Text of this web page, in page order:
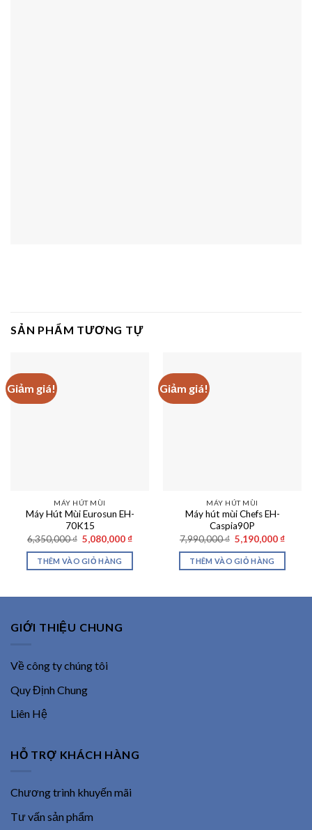
SẢN PHẨM TƯƠNG TỰ
Giảm giá!
MÁY HÚT MÙI
Máy Hút Mùi Eurosun EH-
70K15
6,350,000₫ Giá
gốc
là:
6,350,000 ₫.
5,080,000 ₫Giá
THÊM VÀO GIỎ HÀNG
Giảm giá!
MÁY HÚT MÙI
Máy hút mùi Chefs EH-
Caspia90P
7,990,000₫ Giá
gốc
là:
7,990,000 ₫.
5,190,000 ₫Giá
THÊM VÀO GIỎ HÀNG
GIỚI THIỆU CHUNG
Về công ty chúng tôi
Quy Định Chung
Liên Hệ
HỖ TRỢ KHÁCH HÀNG
Chương trình khuyến mãi
Tư vấn sản phẩm